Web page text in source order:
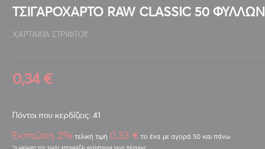
ΤΣΙΓΑΡΟΧΑΡΤΟ RAW CLASSIC 50 ΦΥΛΛΩΝ
ΧΑΡΤΑΚΙΑ ΣΤΡΙΦΤΟΥ
0,34 €
Πόντοι που κερδίζεις: 41
Έκπτώση 2% τελική τιμή 0,33 € το ένα με αγορά 50 και πάνω